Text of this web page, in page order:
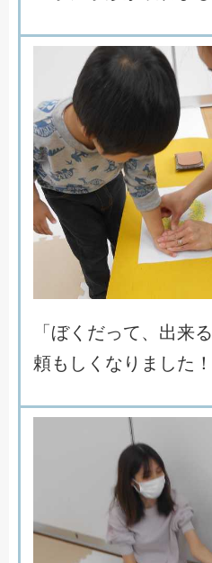
「ぼく だって、 出来る
頼も し く な り ま した ！